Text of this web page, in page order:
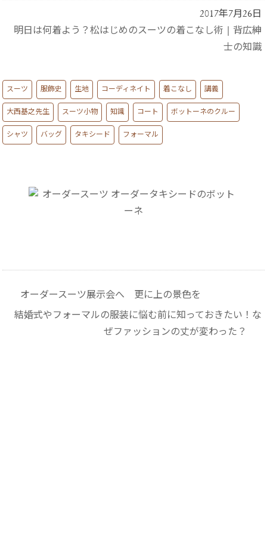
2017年7月26日
明日は何着よう？松はじめのスーツの着こなし術
背広紳
士の知識
スーツ 服飾史 生地 コーディネイト 着こなし 講義
大西基之先生 スーツ小物 知識 コート ボットーネのクルー
シャツ バッグ タキシード フォーマル
オーダースーツ展示会へ 更に上の景色を
結婚式やフォーマルの服装に悩む前に知っておきたい！な
ぜファッションの丈が変わった？